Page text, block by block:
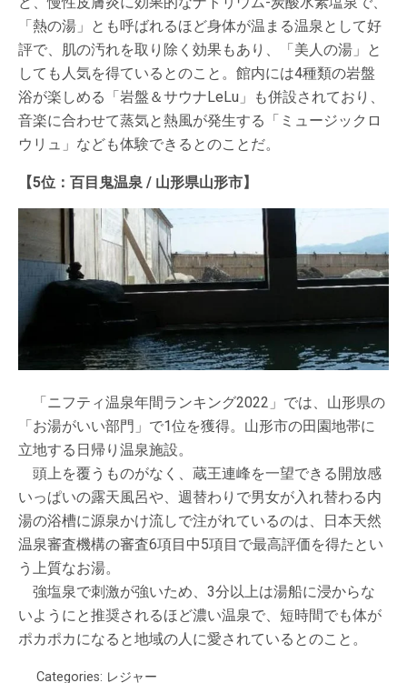
「熱の湯」とも呼ばれるほど身体が温まる温泉として好
評で、肌の汚れを取り除く効果もあり、「美人の湯」と
しても人気を得ているとのこと。館内には4種類の岩盤
浴が楽しめる「岩盤＆サウナLeLu」も併設されており、
音楽に合わせて蒸気と熱風が発生する「ミュージックロ
ウリュ」なども体験できるとのことだ。
【5位：百目鬼温泉 / 山形県山形市】
「ニフティ温泉年間ランキング2022」では、山形県の
「お湯がいい部門」で1位を獲得。山形市の田園地帯に
立地する日帰り温泉施設。
頭上を覆うものがなく、蔵王連峰を一望できる開放感
いっぱいの露天風呂や、週替わりで男女が入れ替わる内
湯の浴槽に源泉かけ流しで注がれているのは、日本天然
温泉審査機構の審査6項目中5項目で最高評価を得たとい
う上質なお湯。
強塩泉で刺激が強いため、3分以上は湯船に浸からな
いようにと推奨されるほど濃い温泉で、短時間でも体が
ポカポカになると地域の人に愛されているとのこと。
Categories: レジャー